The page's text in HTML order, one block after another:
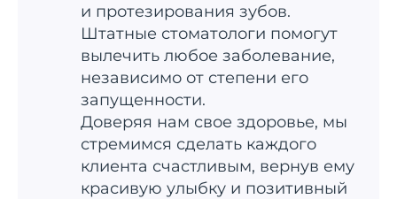
и протезирования зубов.
Штатные стоматологи помогут
вылечить любое заболевание,
независимо от степени его
запущенности.
Доверяя нам свое здоровье, мы
стремимся сделать каждого
клиента счастливым, вернув ему
красивую улыбку и позитивный